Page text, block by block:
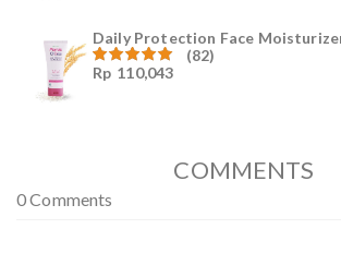
Daily Protection Face Moisturizer
Dinilai
(82)
Rp 110,043
COMMENTS
0 Comments